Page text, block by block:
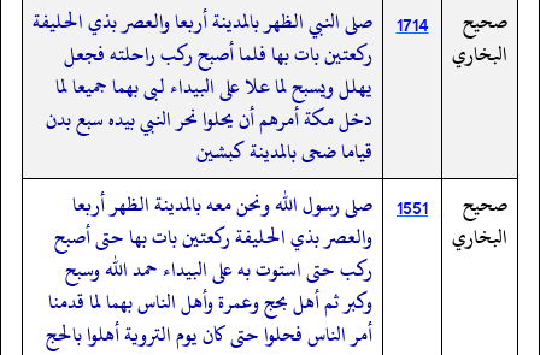
صحيح
البخاري
1714
صلى النبي الظهر بالمدينة أربعا والعصر بذي الحليفة
ركعتين بات بها فلما أصبح ركب راحلته فجعل
يهلل ويسبح لما علا على البيداء لبى بهما جميعا لما
دخل مكة أمرهم أن يحلوا نحر النبي بيده سبع بدن
قياما ضحى بالمدينة كبشين
صحيح
البخاري
1551
صلى رسول الله ونحن معه بالمدينة الظهر أربعا
والعصر بذي الحليفة ركعتين بات بها حتى أصبح
ركب حتى استوت به على البيداء حمد الله وسبح
وكبر ثم أهل بحج وعمرة وأهل الناس بهما لما قدمنا
أمر الناس فحلوا حتى كان يوم التروية أهلوا بالحج